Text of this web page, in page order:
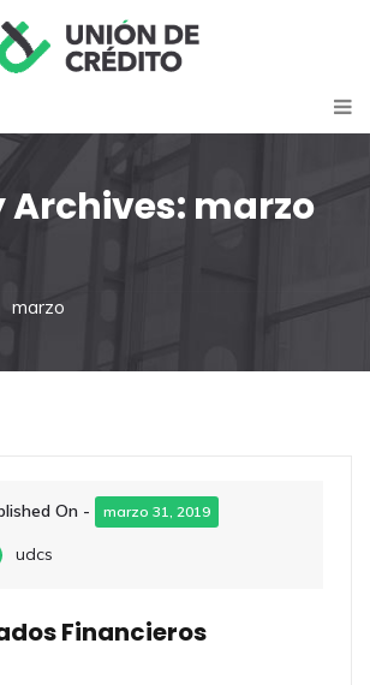
marzo
marzo
On - marzo 31, 2019
udcs
Financieros